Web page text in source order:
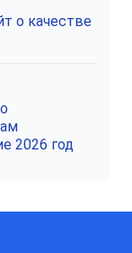
о качестве
2026 год